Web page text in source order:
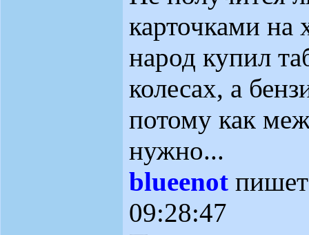
карточками на
народ купил
колесах, а
потому как
нужно...
blueenot
09:28:47